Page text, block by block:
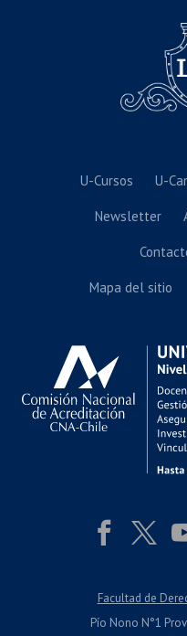
U-Cursos U-
Newsletter
Mapa del sitio
Facultad de
Pío Nono N°1